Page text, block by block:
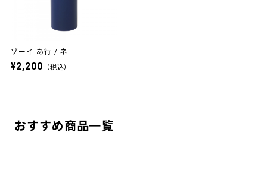
ゾーイ あ行 / ネ...
¥2,200 （税込）
おすすめ商品一覧